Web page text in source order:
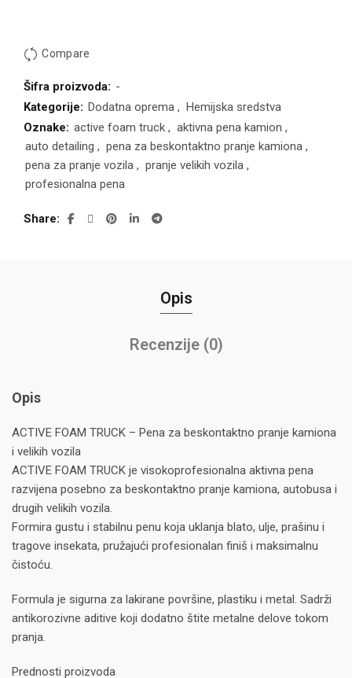
Compare
Šifra proizvoda: -
Kategorije: Dodatna oprema ,
Hemijska sredstva
Oznake: active foam truck , aktivna pena kamion ,
auto detailing , pena za beskontaktno pranje kamiona ,
pena za pranje vozila , pranje velikih vozila ,
profesionalna pena
Share
Opis
Recenzije (0)
Opis
ACTIVE FOAM TRUCK – Pena za beskontaktno pranje kamiona
i velikih vozila
ACTIVE FOAM TRUCK je visokoprofesionalna aktivna pena
razvijena posebno za beskontaktno pranje kamiona, autobusa i
drugih velikih vozila.
Formira gustu i stabilnu penu koja uklanja blato, ulje, prašinu i
tragove insekata, pružajući profesionalan finiš i maksimalnu
čistoću.
Formula je sigurna za lakirane površine, plastiku i metal. Sadrži
antikorozivne aditive koji dodatno štite metalne delove tokom
pranja.
Prednosti proizvoda